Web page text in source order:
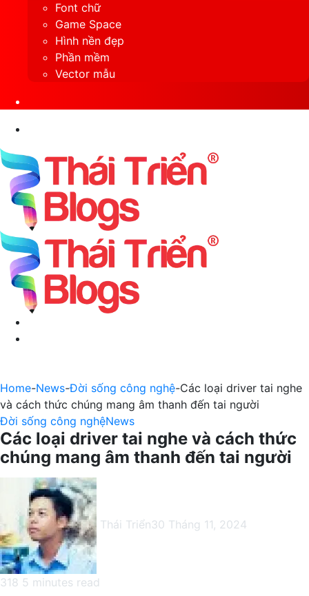
Font chữ
Game Space
Hình nền đẹp
Phần mềm
Vector mẫu
Home-News-Đời sống công nghệ-Các loại driver tai nghe
và cách thức chúng mang âm thanh đến tai người
Đời sống công nghệNews
Các loại driver tai nghe và cách thức
chúng mang âm thanh đến tai người
Thái Triển30 Tháng 11, 2024
318 5 minutes read